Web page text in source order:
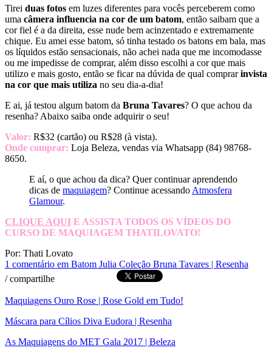
Tirei duas fotos em luzes diferentes para vocês perceberem como
uma câmera influencia na cor de um batom, então saibam que a
cor fiel é a da direita, esse nude bem acinzentado e extremamente
chique. Eu amei esse batom, só tinha testado os batons em bala, mas
os líquidos estão sensacionais, não achei nada que me incomodasse
ou me impedisse de comprar, além disso escolhi a cor que mais
utilizo e mais gosto, então se ficar na dúvida de qual comprarinvista
na cor que mais utiliza no seu dia-a-dia!
E ai, já testou algum batom da Bruna Tavares? O que achou da
resenha? Abaixo saiba onde adquirir o seu!
Valor: R$32 (cartão) ou R$28 (à vista).
Onde comprar: Loja Beleza, vendas via Whatsapp (84) 98768-
8650.
E aí, o que achou da dica? Quer continuar aprendendo
dicas de maquiagem? Continue acessando Atmosfera
Glamour.
CLIQUE AQUI E ASSISTA TODOS OS VÍDEOS DO
CURSO DE MAQUIAGEM THATILOVATO!
Por: Thati Lovato
1 comentário em Batom Julia Coleção Bruna Tavares | Resenha
/compartilhe
Maquiagens Ouro Rose | Rose Gold em Tudo!
Máscara para Cílios Diva Eudora | Resenha
As Maquiagens do MET Gala 2017 | Beleza